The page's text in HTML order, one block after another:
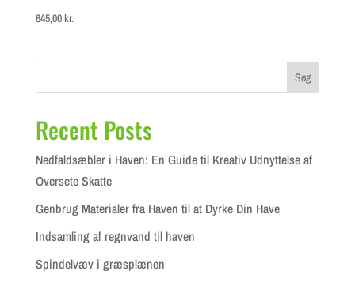
645,00kr.
Søg
Recent Posts
Nedfaldsæbler i Haven: En Guide til Kreativ Udnyttelse af
Oversete Skatte
Genbrug Materialer fra Haven til at Dyrke Din Have
Indsamling af regnvand til haven
Spindelvæv i græsplænen